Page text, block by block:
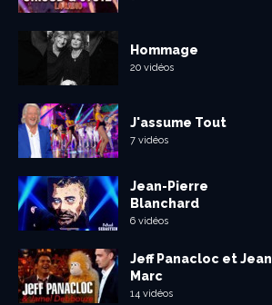
Hommage
20 vidéos
J'assume Tout
7 vidéos
Jean-Pierre
Blanchard
6 vidéos
Jeff Panacloc et Jean
Marc
14 vidéos